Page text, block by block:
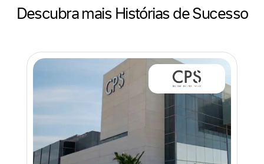
Descubra mais Histórias de Sucesso